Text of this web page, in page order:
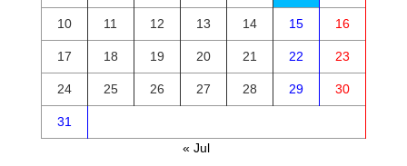
10 11 12 13 14 15 16
17 18 19 20 21 22 23
24 25 26 27 28 29 30
31
« Jul